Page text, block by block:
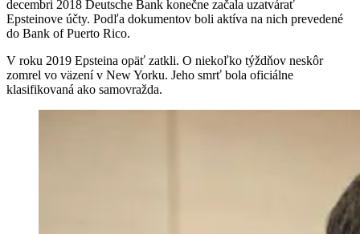
decembri 2018 Deutsche Bank konečne začala uzatvárať
Epsteinove účty. Podľa dokumentov boli aktíva na nich prevedené
do Bank of Puerto Rico.
V roku 2019 Epsteina opäť zatkli. O niekoľko týždňov neskôr
zomrel vo väzení v New Yorku. Jeho smrť bola oficiálne
klasifikovaná ako samovražda.